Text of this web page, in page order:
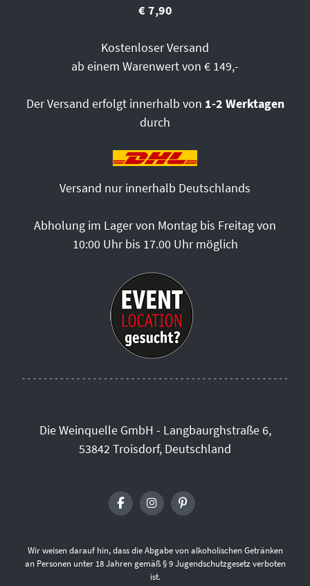
€ 7,90
Kostenloser Versand
ab einem Warenwert von € 149,-
Der Versand erfolgt innerhalb von 1-2 Werktagen
durch
Versand nur innerhalb Deutschlands
Abholung im Lager von Montag bis Freitag von
10:00 Uhr bis 17.00 Uhr möglich
Die Weinquelle GmbH - Langbaurghstraße 6,
53842 Troisdorf, Deutschland
Wir weisen darauf hin, dass die Abgabe von alkoholischen Getränken
an Personen unter 18 Jahren gemäß § 9 Jugendschutzgesetz verboten
ist.